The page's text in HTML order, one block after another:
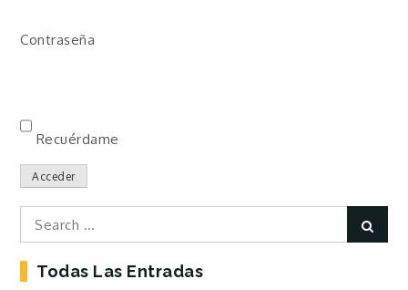
Contraseña
Recuérdame
Acceder
Search
for:
Todas Las Entradas